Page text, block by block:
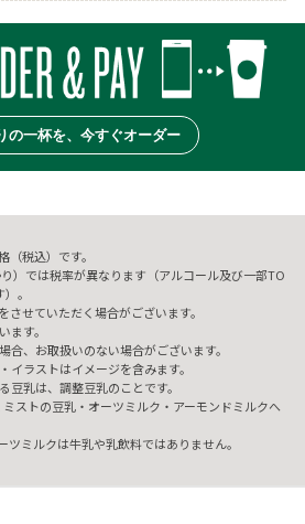
の一杯を、今すぐオーダー
税込）です。
）では税率が異なります（アルコール及び一部TO
。
せていただく場合がございます。
ます。
合、お取扱いのない場合がございます。
イラストはイメージを含みます。
豆乳は、調整豆乳のことです。
ストの豆乳・オーツミルク・アーモンドミルクへ
ツミルクは牛乳や乳飲料ではありません。